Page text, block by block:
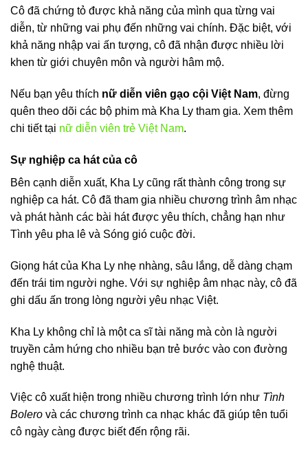
Cô đã chứng tỏ được khả năng của mình qua từng vai
diễn, từ những vai phụ đến những vai chính. Đặc biệt, với
khả năng nhập vai ấn tượng, cô đã nhận được nhiều lời
khen từ giới chuyên môn và người hâm mộ.
Nếu bạn yêu thích nữ diễn viên gạo cội Việt Nam, đừng
quên theo dõi các bộ phim mà Kha Ly tham gia. Xem thêm
chi tiết tại nữ diễn viên trẻ Việt Nam.
Sự nghiệp ca hát của cô
Bên cạnh diễn xuất, Kha Ly cũng rất thành công trong sự
nghiệp ca hát. Cô đã tham gia nhiều chương trình âm nhạc
và phát hành các bài hát được yêu thích, chẳng hạn như
Tình yêu pha lê và Sóng gió cuộc đời.
Giọng hát của Kha Ly nhẹ nhàng, sâu lắng, dễ dàng chạm
đến trái tim người nghe. Với sự nghiệp âm nhạc này, cô đã
ghi dấu ấn trong lòng người yêu nhạc Việt.
Kha Ly không chỉ là một ca sĩ tài năng mà còn là người
truyền cảm hứng cho nhiều bạn trẻ bước vào con đường
nghệ thuật.
Việc cô xuất hiện trong nhiều chương trình lớn như Tình
Bolero và các chương trình ca nhạc khác đã giúp tên tuổi
cô ngày càng được biết đến rộng rãi.